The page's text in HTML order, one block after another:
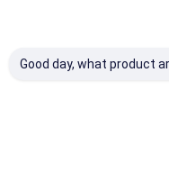
Good day, what product